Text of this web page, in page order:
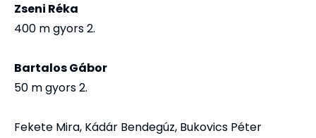
Zseni Réka
400 m gyors 2.
Bartalos Gábor
50 m gyors 2.
Fekete Mira, Kádár Bendegúz, Bukovics Péter